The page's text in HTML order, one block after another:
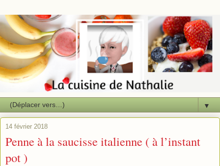
▼
14 février 2018
Penne à la saucisse italienne ( à l’instant
pot )